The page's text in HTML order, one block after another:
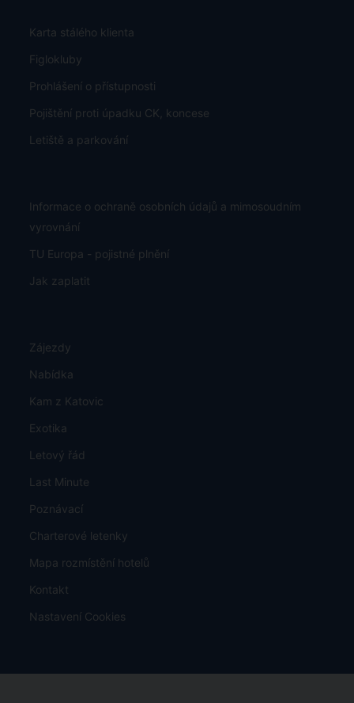
Karta stálého klienta
Figlokluby
Prohlášení o přístupnosti
Pojištění proti úpadku CK, koncese
Letiště a parkování
Informace o ochraně osobních údajů a mimosoudním
vyrovnání
TU Europa - pojistné plnění
Jak zaplatit
Zájezdy
Nabídka
Kam z Katovic
Exotika
Letový řád
Last Minute
Poznávací
Charterové letenky
Mapa rozmístění hotelů
Kontakt
Nastavení Cookies